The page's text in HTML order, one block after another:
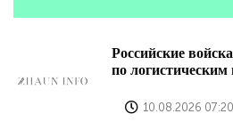
Российские
по
10.08.2026 07:20